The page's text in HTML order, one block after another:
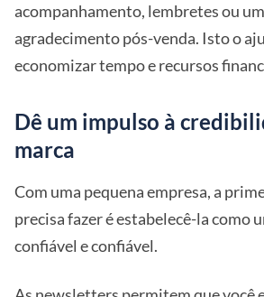
acompanhamento, lembretes ou
agradecimento pós-venda. Isto o
economizar tempo e recursos
Dê um impulso à
marca
Com uma pequena empresa, a
precisa fazer é estabelecê-la como
confiável e confiável.